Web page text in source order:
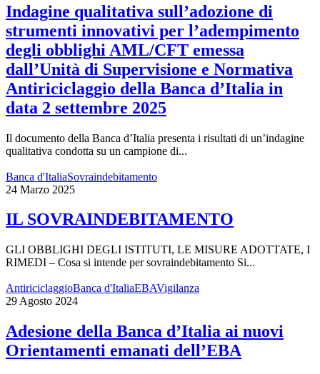
Indagine qualitativa sull’adozione di
strumenti innovativi per l’adempimento
degli obblighi AML/CFT emessa
dall’Unità di Supervisione e Normativa
Antiriciclaggio della Banca d’Italia in
data 2 settembre 2025
Il documento della Banca d’Italia presenta i risultati di un’indagine
qualitativa condotta su un campione di...
Banca d'ItaliaSovraindebitamento
24 Marzo 2025
IL SOVRAINDEBITAMENTO
GLI OBBLIGHI DEGLI ISTITUTI, LE MISURE ADOTTATE, I
RIMEDI – Cosa si intende per sovraindebitamento Si...
AntiriciclaggioBanca d'ItaliaEBAVigilanza
29 Agosto 2024
Adesione della Banca d’Italia ai nuovi
Orientamenti emanati dell’EBA